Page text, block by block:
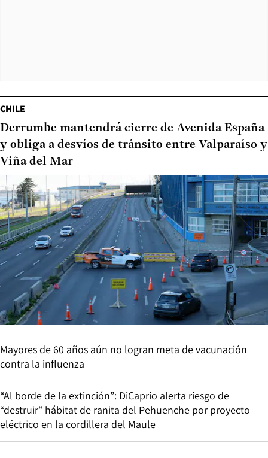
CHILE
Derrumbe mantendrá cierre de Avenida España
y obliga a desvíos de tránsito entre Valparaíso y
Viña del Mar
Mayores de 60 años aún no logran meta de vacunación
contra la influenza
“Al borde de la extinción”: DiCaprio alerta riesgo de
“destruir” hábitat de ranita del Pehuenche por proyecto
eléctrico en la cordillera del Maule